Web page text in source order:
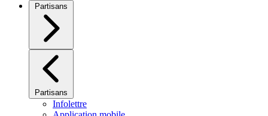
Partisans
Partisans
Infolettre